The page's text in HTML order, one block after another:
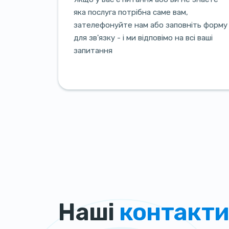
яка послуга потрібна саме вам,
зателефонуйте нам або заповніть форму
для зв'язку - і ми відповімо на всі ваші
запитання
Наші контакти